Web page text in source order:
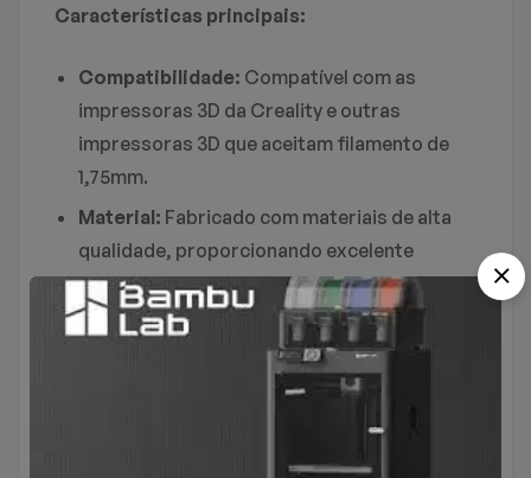
Características principais:
Compatibilidade: Compatível com as
impressoras 3D da Creality e outras
impressoras 3D que aceitam filamento de
1,75mm.
Material: Fabricado com materiais de alta
qualidade, proporcionando excelente
aderência à mesa de impressão e
acabamento superior.
Consistência de Impressão:O filamento
possui um diâmetro preciso e constante,
evitando entupimentos e falhas durante o